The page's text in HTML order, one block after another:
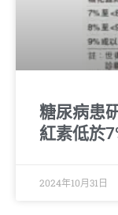
糖尿病患
紅素低於
2024年10月31日